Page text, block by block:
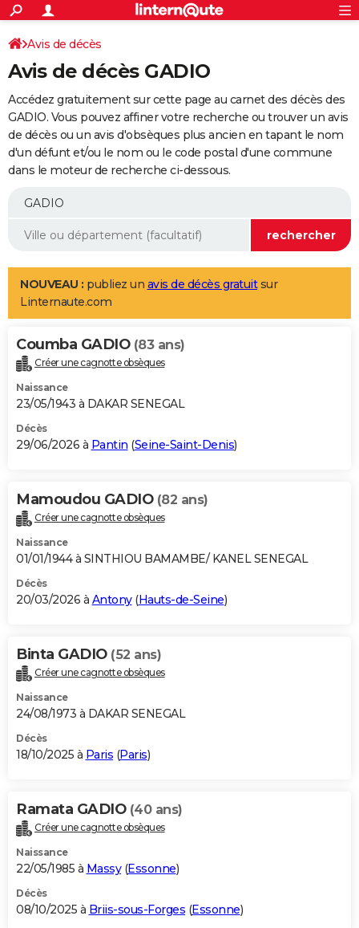
ACTUALITÉS
Politique
Société
Faits Divers
Education
Monde
Villes
+
SPORT
Coupe du monde 2026
Football
Tennis
Cyclisme
Rugby
Forum
Programme TV
TNT
Streaming
Cinéma
Sorties cinéma
Musique
+
FINANCE
Retraite
Impôts
Epargne
Immobilier
Risques naturels par ville
Banque
Assurance
Crédit
AUTO
Essais
Réserver un essai
Citadines
Berlines
SUV
Forum auto
+
Mobiles
Meilleur smartphone
Internet
Ordinateurs
Jeux vidéo
Guide high-tech
Aménagement intérieur
LIFESTYLE
Art de vivre
Bien-être
Loisirs
Mode
Modes de vie
Alimentation
Guide de la santé
Maladies
Médicaments
Sommeil
VOYAGE
Destinations
City break
Voyage nature
Voyage de noces
Forum
Climat
+PHOTO
GUIDES D'ACHAT
BONS PLANS
Carte de Noël
Carte Bonne année
Carte Saint-Valentin
Carte Pâques
Carte d'anniversaire
DICTIONNAIRE
Dictionnaire
Biographies
Citations
Expressions
Proverbes
PROGRAMME TV
S'inscrire
Se connecter
Lycées
Collèges
Primaires
Universités
Entreprises
Service militaire
Avis de recherche
AVIS DE DÉCÈS
Bricolage
Lifestyle
Culture
Sport
Auto
Television
Voyage
Cinema
Avis de décès
Avis de décès GADIO
Accédez gratuitement sur cette page au carnet des décès des
GADIO. Vous pouvez affiner votre recherche ou trouver un avis
de décès ou un avis d'obsèques plus ancien en tapant le nom
d'un défunt et/ou le nom ou le code postal d'une commune
dans le moteur de recherche ci-dessous.
NOUVEAU : publiez un avis de décès gratuitsur
Linternaute.com
Coumba GADIO (83 ans)
Créer une cagnotte obsèques
Naissance
23/05/1943 à DAKAR SENEGAL
Décès
29/06/2026 à Pantin (Seine-Saint-Denis)
Mamoudou GADIO (82 ans)
Créer une cagnotte obsèques
Naissance
01/01/1944 à SINTHIOU BAMAMBE/ KANEL SENEGAL
Décès
20/03/2026 à Antony(Hauts-de-Seine)
Binta GADIO (52 ans)
Créer une cagnotte obsèques
Naissance
24/08/1973 à DAKAR SENEGAL
Décès
18/10/2025 à Paris (Paris)
Ramata GADIO (40 ans)
Créer une cagnotte obsèques
Naissance
22/05/1985 à Massy(Essonne)
Décès
08/10/2025 à Briis-sous-Forges (Essonne)